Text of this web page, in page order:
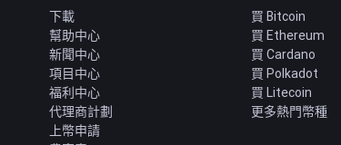
下載
幫助中心
新聞中心
項目中心
福利中心
代理商計劃
上幣申請
買 Bitcoin
買 Ethereum
買 Cardano
買 Polkadot
買 Litecoin
更多熱門幣種